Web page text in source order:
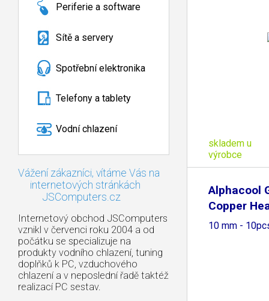
Periferie a software
Sítě a servery
Spotřební elektronika
Telefony a tablety
Vodní chlazení
Vážení zákazníci, vítáme Vás na
internetových stránkách
JSComputers.cz
Internetový obchod JSComputers
vznikl v červenci roku 2004 a od
počátku se specializuje na
produkty vodního chlazení, tuning
doplňků k PC, vzduchového
chlazení a v neposlední řadě taktéž
realizací PC sestav.
skladem u
výrobce
Alphacool
Copper
10 mm -